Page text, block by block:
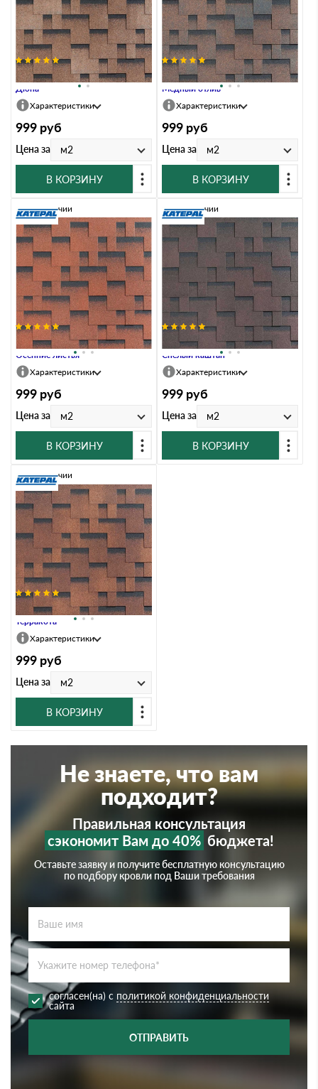
Гибкая черепица Katepal ROCKY
Дюна
Характеристики
999 руб
Цена за м2
В КОРЗИНУ
Гибкая черепица Katepal ROCKY
Медный отлив
Характеристики
999 руб
Цена за м2
В КОРЗИНУ
Гибкая черепица Katepal ROCKY
Осенние листья
В наличии
Характеристики
999 руб
Цена за м2
В КОРЗИНУ
Гибкая черепица Katepal ROCKY
Спелый каштан
В наличии
Характеристики
999 руб
Цена за м2
В КОРЗИНУ
Гибкая черепица Katepal ROCKY
Терракота
В наличии
Характеристики
999 руб
Цена за м2
В КОРЗИНУ
Не знаете, что вам
подходит?
Правильная консультация
сэкономит Вам до 40% бюджета!
Оставьте заявку и получите бесплатную консультацию
по подбору кровли под Ваши требования
согласен(на) с политикой конфиденциальности
сайта
ОТПРАВИТЬ